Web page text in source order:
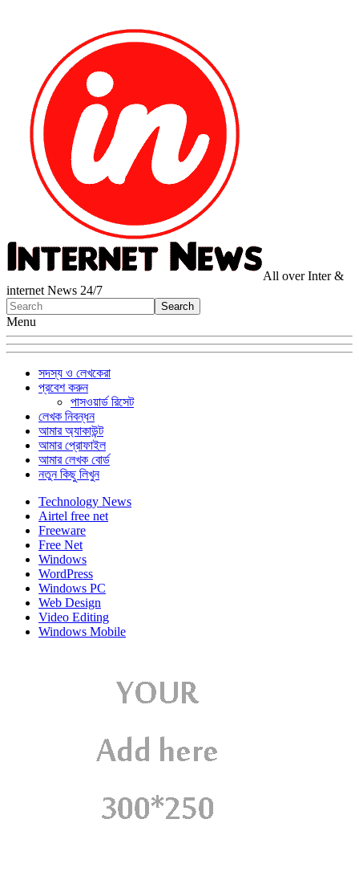
All over Inter &
internet News 24/7
Menu
সদস্য ও লেখকেরা
প্রবেশ করুন
পাসওয়ার্ড রিসেট
লেখক নিবন্ধন
আমার অ্যাকাউন্ট
আমার প্রোফাইল
আমার লেখক বোর্ড
নতুন কিছু লিখুন
Technology News
Airtel free net
Freeware
Free Net
Windows
WordPress
Windows PC
Web Design
Video Editing
Windows Mobile